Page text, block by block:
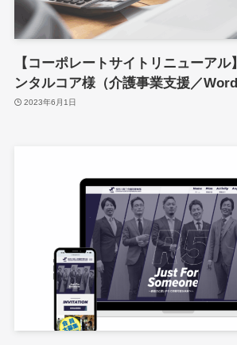
【コーポレートサイトリニューア
ンタルコア様（介護事業支援／
2023年6月1日